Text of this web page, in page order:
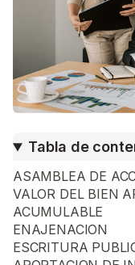
Tabla de
ASAMBLEA DE
VALOR DEL BIEN
ACUMULABLE
ENAJENACION
ESCRITURA